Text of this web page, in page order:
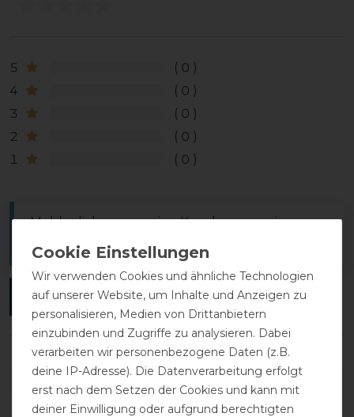
5
0
4
0
3
0
2
0
1
0
Melde dich an, um eine Kundenrezension zu
verfassen.
ANMELDEN
DETAILS ZUR PRODUKTSICHERHEIT
Wir verwenden Cookies und ähnliche Technologien
auf unserer Website, um Inhalte und Anzeigen zu
personalisieren, Medien von Drittanbietern
einzubinden und Zugriffe zu analysieren. Dabei
verarbeiten wir personenbezogene Daten (z.B.
deine IP-Adresse). Die Datenverarbeitung erfolgt
erst nach dem Setzen der Cookies und kann mit
deiner Einwilligung oder aufgrund berechtigten